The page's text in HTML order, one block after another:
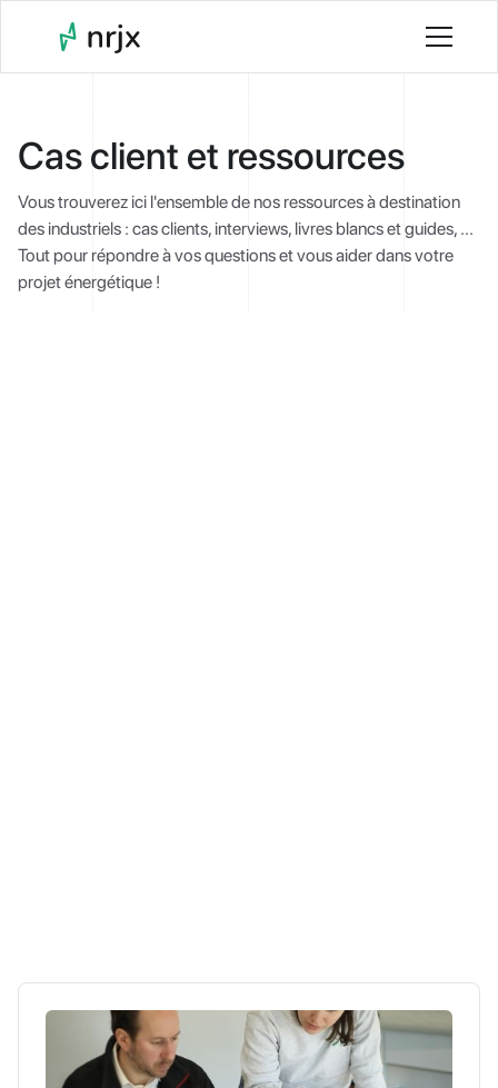
Cas client et ressources
Vous trouverez ici l'ensemble de nos ressources à destination
des industriels : cas clients, interviews, livres blancs et guides, ...
Tout pour répondre à vos questions et vous aider dans votre
projet énergétique !